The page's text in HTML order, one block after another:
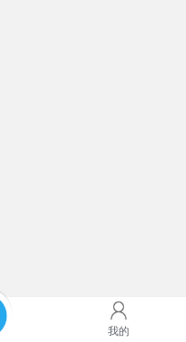
我的